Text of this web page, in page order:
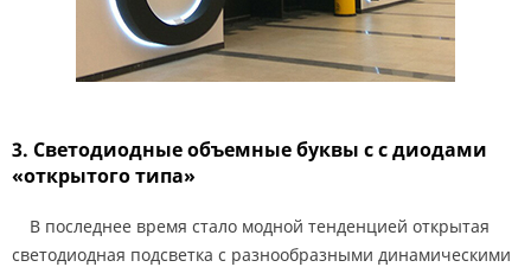
3. Светодиодные объемные буквы с с диодами
«открытого типа»
В последнее время стало модной тенденцией открытая
светодиодная подсветка с разнообразными динамическими